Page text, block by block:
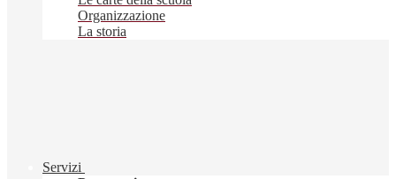
Organizzazione
La storia
Servizi